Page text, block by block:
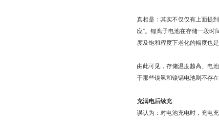
真相是：其实不仅仅有上面提
应”。锂离子电池在存储一段
度及饱和程度下老化的幅度也
由此可见，存储温度越高、电
于那些镍氢和镍镉电池则不存
充满电后续充
误认为：对电池充电时，充电